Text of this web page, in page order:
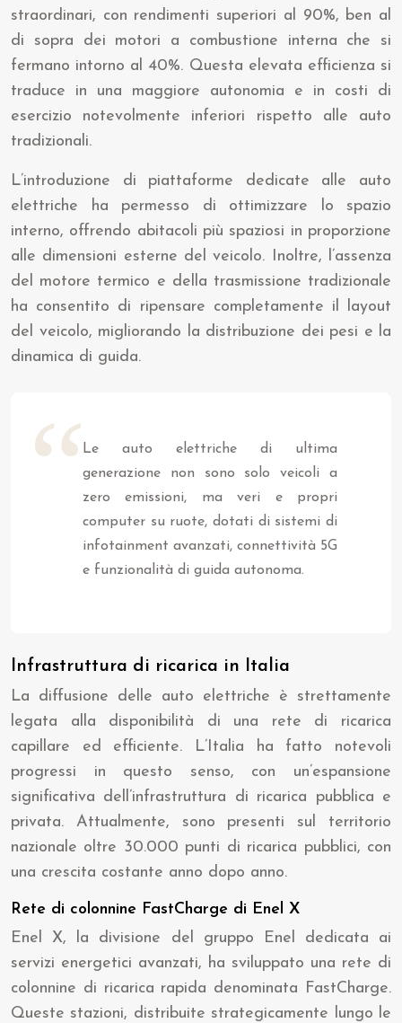
straordinari, con rendimenti superiori al 90%, ben al
di sopra dei motori a combustione interna che si
fermano intorno al 40%. Questa elevata efficienza si
traduce in una maggiore autonomia e in costi di
esercizio notevolmente inferiori rispetto alle auto
tradizionali.
L’introduzione di piattaforme dedicate alle auto
elettriche ha permesso di ottimizzare lo spazio
interno, offrendo abitacoli più spaziosi in proporzione
alle dimensioni esterne del veicolo. Inoltre, l’assenza
del motore termico e della trasmissione tradizionale
ha consentito di ripensare completamente il layout
del veicolo, migliorando la distribuzione dei pesi e la
dinamica di guida.
Le auto elettriche di ultima
generazione non sono solo veicoli a
zero emissioni, ma veri e propri
computer su ruote, dotati di sistemi di
infotainment avanzati, connettività 5G
e funzionalità di guida autonoma.
Infrastruttura di ricarica in Italia
La diffusione delle auto elettriche è strettamente
legata alla disponibilità di una rete di ricarica
capillare ed efficiente. L’Italia ha fatto notevoli
progressi in questo senso, con un’espansione
significativa dell’infrastruttura di ricarica pubblica e
privata. Attualmente, sono presenti sul territorio
nazionale oltre 30.000 punti di ricarica pubblici, con
una crescita costante anno dopo anno.
Rete di colonnine FastCharge di Enel X
Enel X, la divisione del gruppo Enel dedicata ai
servizi energetici avanzati, ha sviluppato una rete di
colonnine di ricarica rapida denominata FastCharge.
Queste stazioni, distribuite strategicamente lungo le